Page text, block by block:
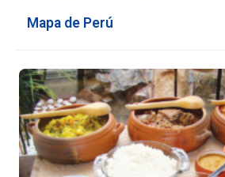
Mapa de Perú